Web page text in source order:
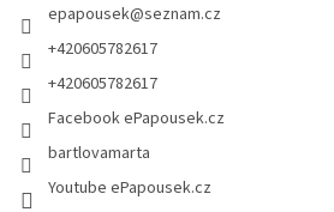
epapousek@seznam.cz
+420605782617
+420605782617
Facebook ePapousek.cz
bartlovamarta
Youtube ePapousek.cz